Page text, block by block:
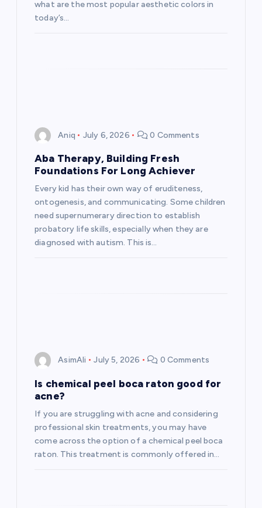
what are the most popular aesthetic colors in
today’s…
Aniq July 6, 2026 0 Comments
Aba Therapy, Building Fresh
Foundations For Long Achiever
Every kid has their own way of eruditeness,
ontogenesis, and communicating. Some children
need supernumerary direction to establish
probatory life skills, especially when they are
diagnosed with autism. This is…
AsimAli July 5, 2026 0 Comments
Is chemical peel boca raton good for
acne?
If you are struggling with acne and considering
professional skin treatments, you may have
come across the option of a chemical peel boca
raton. This treatment is commonly offered in…